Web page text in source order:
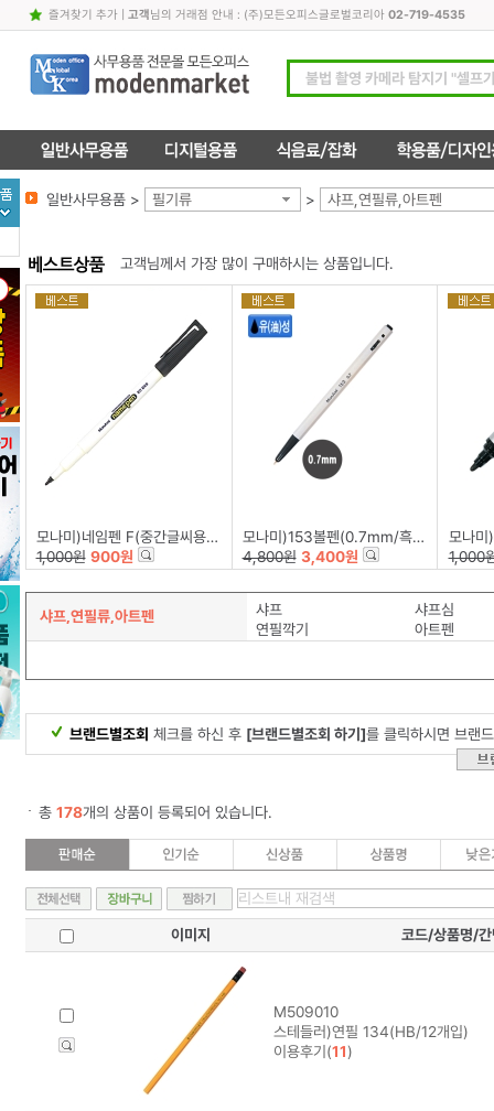
즐겨찾기 추가| 고객님의 거래점 안내 : (주)모든오피스글로벌코리아 02-719-4535
일반사무용품 > 필기류 > 샤프,연필류,아트펜
고객님께서 가장 많이 구매하시는 상품입니다.
모나미)네임펜 F(중간글씨용(0.5~1.0mm/흑)
1,000원 900원
모나미)153볼펜(0.7mm/흑)-다스(12개입)
4,800원 3,400원
모나
1,000
샤프,연필류,아트펜 샤프
샤프심
연필깍기
아트펜
브랜드별조회 체크를 하신 후 [브랜드별조회 하기]를 클릭하시면 브랜
총 178개의 상품이 등록되어 있습니다.
이미지 코드/상품명/간
M509010
스테들러)연필 134(HB/12개입)
이용후기(11)